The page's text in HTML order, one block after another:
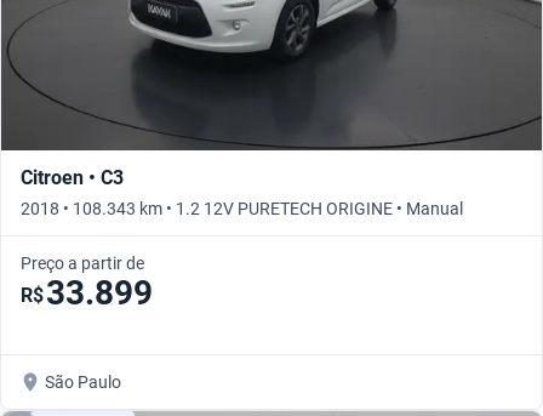
Citroen • C3
2018 • 108.343 km • 1.2 12V PURETECH ORIGINE • Manual
Preço a partir de
R$33.899
São Paulo